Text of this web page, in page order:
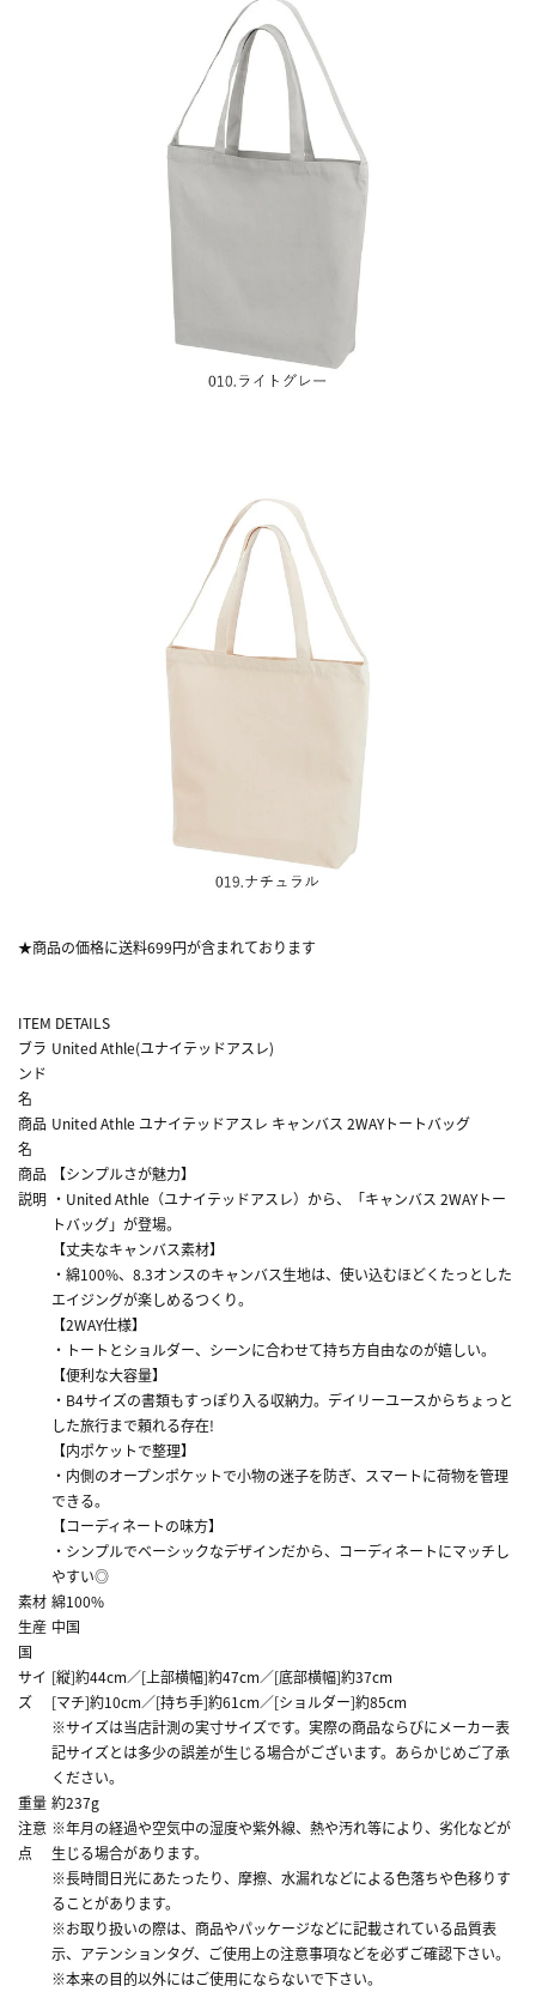
★商品の価格に送料699円が含まれております
ITEM DETAILS
ブラ
ンド
名
United Athle(ユナイテッドアスレ)
商品
名
United Athle ユナイテッドアスレ キャンバス 2WAYトートバッグ
商品
説明
【シンプルさが魅力】
・United Athle（ユナイテッドアスレ）から、「キャンバス 2WAYトー
トバッグ」が登場。
【丈夫なキャンバス素材】
・綿100%、8.3オンスのキャンバス生地は、使い込むほどくたっとした
エイジングが楽しめるつくり。
【2WAY仕様】
・トートとショルダー、シーンに合わせて持ち方自由なのが嬉しい。
【便利な大容量】
・B4サイズの書類もすっぽり入る収納力。デイリーユースからちょっと
した旅行まで頼れる存在!
【内ポケットで整理】
・内側のオープンポケットで小物の迷子を防ぎ、スマートに荷物を管理
できる。
【コーディネートの味方】
・シンプルでベーシックなデザインだから、コーディネートにマッチし
やすい◎
素材 綿100%
生産
国
中国
サイ
ズ
[縦]約44cm／[上部横幅]約47cm／[底部横幅]約37cm
[マチ]約10cm／[持ち手]約61cm／[ショルダー]約85cm
※サイズは当店計測の実寸サイズです。実際の商品ならびにメーカー表
記サイズとは多少の誤差が生じる場合がございます。あらかじめご了承
ください。
重量 約237g
注意
点
※年月の経過や空気中の湿度や紫外線、熱や汚れ等により、劣化などが
生じる場合があります。
※長時間日光にあたったり、摩擦、水漏れなどによる色落ちや色移りす
ることがあります。
※お取り扱いの際は、商品やパッケージなどに記載されている品質表
示、アテンションタグ、ご使用上の注意事項などを必ずご確認下さい。
※本来の目的以外にはご使用にならないで下さい。